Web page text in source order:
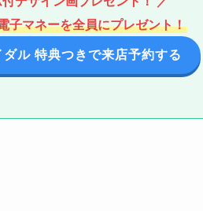
子マネーを全員にプレゼント！
ル 特典つきで来店予約する